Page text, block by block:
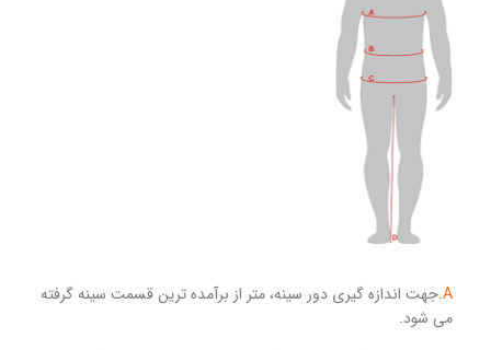
A.جهت اندازه گیری دور سینه، متر از برآمده ترین قسمت سینه گرفته
می شود.